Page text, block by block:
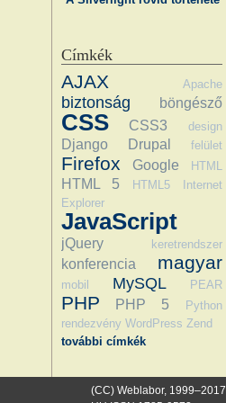
Címkék
AJAX Apache
biztonság böngésző
CSS CSS3 design
Django Drupal felület
Firefox Google HTML
HTML 5 HTML5
Internet
Explorer
JavaScript
jQuery keretrendszer
konferencia magyar
mobil MySQL PEAR
PHP PHP 5
Python
rendezvény WordPress Zend
további címkék
(CC) Weblabor, 1999–2017